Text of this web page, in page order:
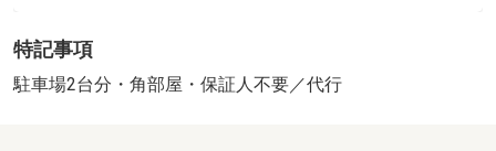
退去費用実費精算※故意・過失等別途実費］ ハウスクリ
ーニング代４６，２００円（退去時） 保険加入義務有
特記事項
駐車場2台分・角部屋・保証人不要／代行